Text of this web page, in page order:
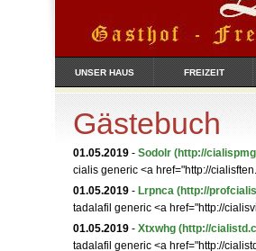
UNSER HAUS FREIZEIT
Gästebuch
01.05.2019 - Sodolr (http://
cialis generic <a href="http://
01.05.2019 - Lrpnca (http://
tadalafil generic <a href="http://
01.05.2019 - Xtxwhg (http://
tadalafil generic <a href="http://